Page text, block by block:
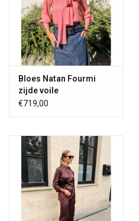
Bloes Natan Fourmi
zijde voile
€719,00